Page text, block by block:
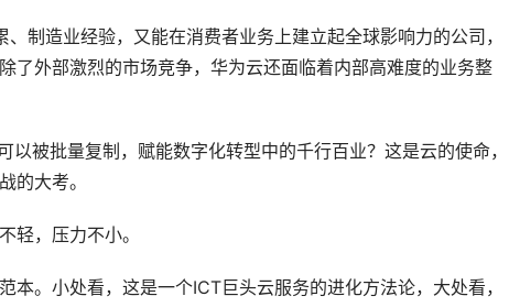
制造业经验，又能在消费者业务上建立起全球影响力的公司，
了外部激烈的市场竞争，华为云还面临着内部高难度的业务整
被批量复制，赋能数字化转型中的千行百业？这是云的使命，
的大考。
轻，压力不小。
。小处看，这是一个ICT巨头云服务的进化方法论，大处看，